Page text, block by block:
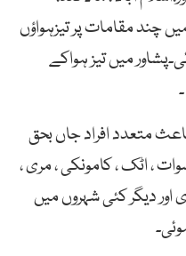
چند مقامات پر تیزہواؤں
میں تیز ہواکے
متعدد افراد جاں بحق
، اٹک ، کامونکی ، مری ،
اور دیگر کئی شہروں میں